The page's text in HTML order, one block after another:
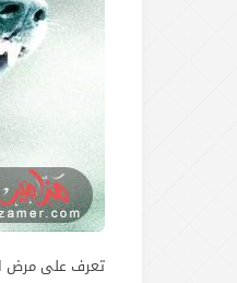
تعرف على مرض